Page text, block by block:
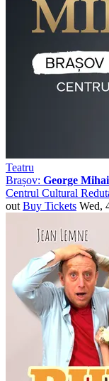
Teatru
Brașov: George
Centrul Cultural
out Buy Tickets Wed,